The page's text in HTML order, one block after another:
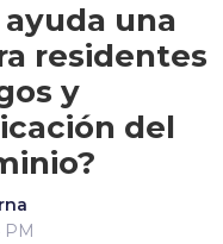
una
residentes
y
del
PM